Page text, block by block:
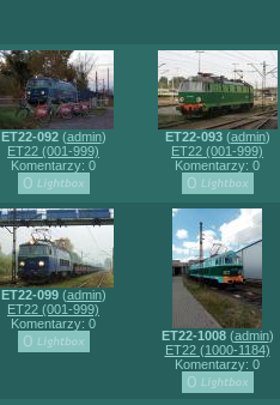
ET22-092(admin)
ET22 (001-999)
Komentarzy: 0
ET22-093(admin)
ET22 (001-999)
Komentarzy: 0
ET22-099(admin)
ET22 (001-999)
Komentarzy: 0
ET22-1008(admin)
ET22 (1000-1184)
Komentarzy: 0